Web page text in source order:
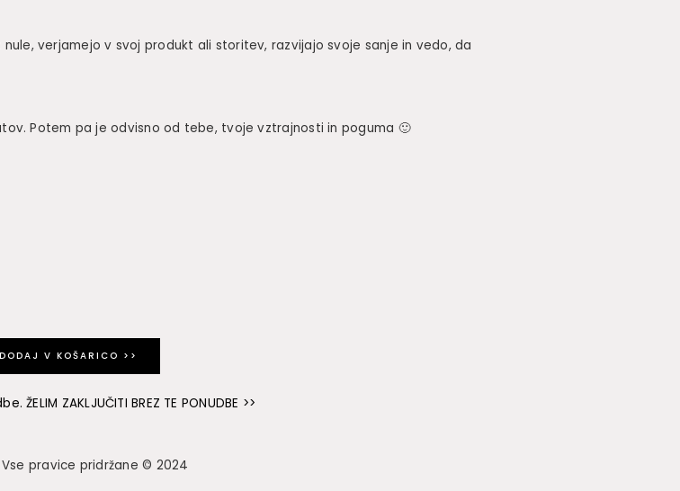
verjamejo v svoj produkt ali storitev, razvijajo svoje sanje in vedo, da
Potem pa je odvisno od tebe, tvoje vztrajnosti in poguma 🙂
V KOŠARICO >>
ZAKLJUČITI BREZ TE PONUDBE >>
Vse pravice pridržane © 2024